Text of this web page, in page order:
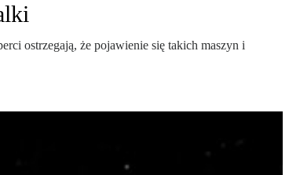
ostrzegają, że pojawienie się takich maszyn i